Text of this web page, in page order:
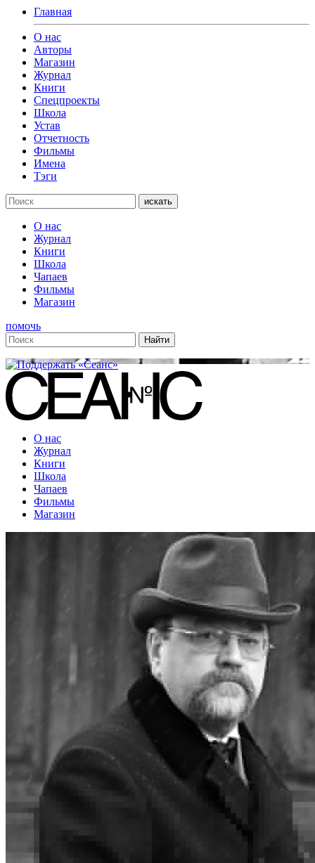
Главная
О нас
Авторы
Магазин
Журнал
Книги
Спецпроекты
Школа
Устав
Отчетность
Фильмы
Имена
Тэги
искать
О нас
Журнал
Книги
Школа
Чапаев
Фильмы
Магазин
помочь
О нас
Журнал
Книги
Школа
Чапаев
Фильмы
Магазин